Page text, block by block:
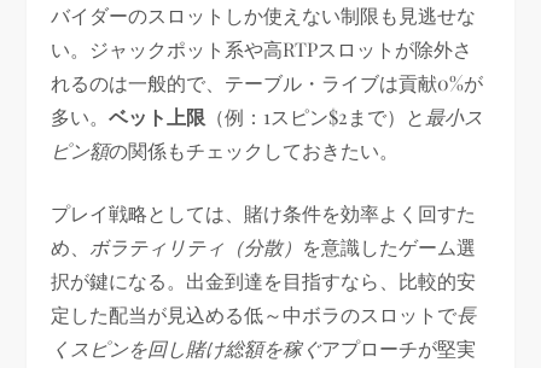
バイダーのスロットしか使えない制限も見逃せな
い。ジャックポット系や高RTPスロットが除外さ
れるのは一般的で、テーブル・ライブは貢献0%が
多い。ベット上限 （例：1スピン$2まで）と 最小ス
ピン額の関係もチェックしておきたい。
プレイ戦略としては、賭け条件を効率よく回すた
め、 ボラティリティ（分散） を意識したゲーム選
択が鍵になる。出金到達を目指すなら、比較的安
定した配当が見込める低～中ボラのスロットで長
くスピンを回し賭け総額を稼ぐアプローチが堅実